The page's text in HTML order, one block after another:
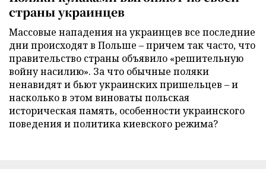
страны украинцев
Массовые нападения на украинцев все последние
дни происходят в Польше – причем так часто, что
правительство страны объявило «решительную
войну насилию». За что обычные поляки
ненавидят и бьют украинских пришельцев – и
насколько в этом виноваты польская
историческая память, особенности украинского
поведения и политика киевского режима?